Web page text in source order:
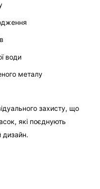
води
металу
захисту, що
які поєднують
дизайн.